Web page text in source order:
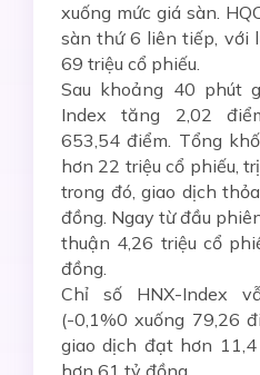
xuống mức giá sàn.
sàn thứ 6 liên tiếp, với
69 triệu cổ phiếu.
Sau khoảng 40 phút
Index tăng 2,02
653,54 điểm. Tổng
hơn 22 triệu cổ phiếu,
trong đó, giao dịch
đồng. Ngay từ đầu
thuận 4,26 triệu cổ
đồng.
Chỉ số HNX-Index
(-0,1%0 xuống 79,26
giao dịch đạt hơn
hơn 61 tỷ đồng.